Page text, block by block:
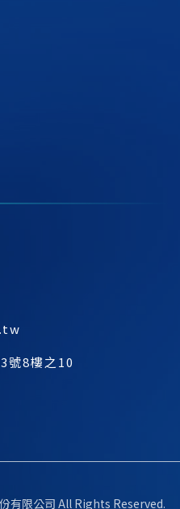
號8樓之10
有限公司 All Rights Reserved.